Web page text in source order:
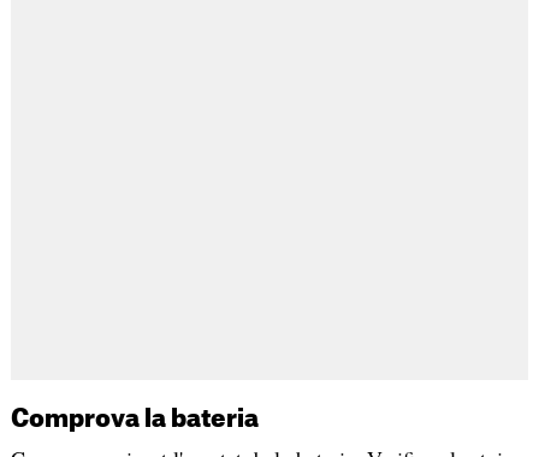
Comprova la bateria